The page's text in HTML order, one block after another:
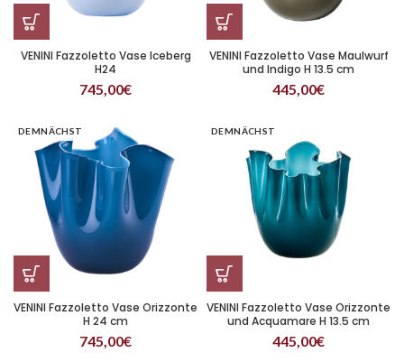
VENINI Fazzoletto Vase Iceberg
H24
745,00€
VENINI Fazzoletto Vase Maulwurf
und Indigo H 13.5 cm
445,00€
DEMNÄCHST
VENINI Fazzoletto Vase Orizzonte
H 24 cm
745,00€
DEMNÄCHST
VENINI Fazzoletto Vase Orizzonte
und Acquamare H 13.5 cm
445,00€